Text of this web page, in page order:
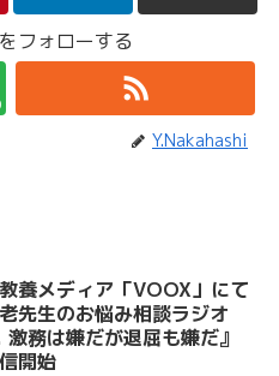
フォローする
Y.Nakahashi
養メディア「VOOX」にて
老先生のお悩み相談ラジオ
激務は嫌だが退屈も嫌だ』
開始